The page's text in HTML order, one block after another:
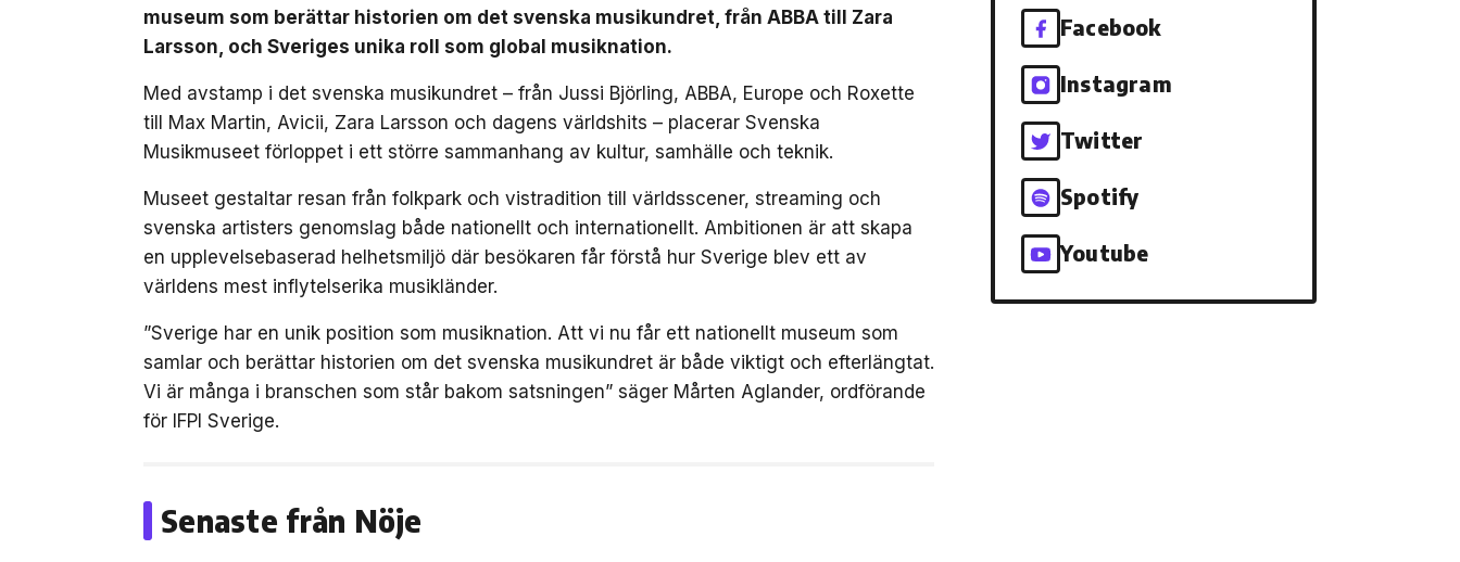
museum som berättar historien om det svenska musikundret, från ABBA till Zara
Larsson, och Sveriges unika roll som global musiknation.
Med avstamp i det svenska musikundret – från Jussi Björling, ABBA, Europe och Roxette
till Max Martin, Avicii, Zara Larsson och dagens världshits – placerar Svenska
Musikmuseet förloppet i ett större sammanhang av kultur, samhälle och teknik.
Museet gestaltar resan från folkpark och vistradition till världsscener, streaming och
svenska artisters genomslag både nationellt och internationellt. Ambitionen är att skapa
en upplevelsebaserad helhetsmiljö där besökaren får förstå hur Sverige blev ett av
världens mest inflytelserika musikländer.
”Sverige har en unik position som musiknation. Att vi nu får ett nationellt museum som
samlar och berättar historien om det svenska musikundret är både viktigt och efterlängtat.
Vi är många i branschen som står bakom satsningen” säger Mårten Aglander, ordförande
för IFPI Sverige.
Senaste från Nöje
Facebook
Instagram
Twitter
Spotify
Youtube